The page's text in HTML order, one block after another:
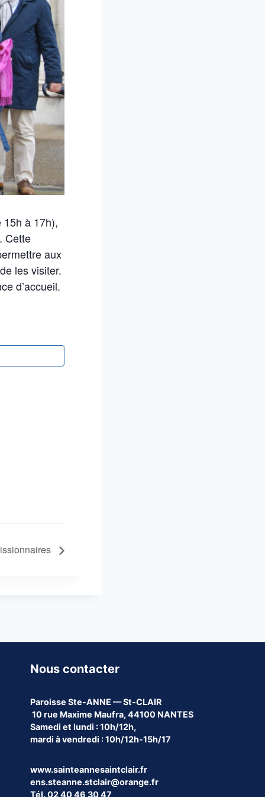
à 17h),
Cette
aux
les visiter.
d’accueil.
Nous contacter
Paroisse Ste-ANNE — St-CLAIR
10 rue Maxime Maufra, 44100 NANTES
Samedi et lundi : 10h/12h,
mardi à vendredi : 10h/12h-15h/17
www.sainteannesaintclair.fr
ens.steanne.stclair@orange.fr
Tél. 02 40 46 30 47